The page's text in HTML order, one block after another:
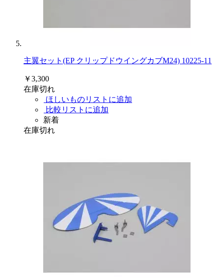
主翼セット(EP クリップドウイングカブM24) 10225-11
￥3,300
在庫切れ
ほしいものリストに追加
比較リストに追加
新着
在庫切れ